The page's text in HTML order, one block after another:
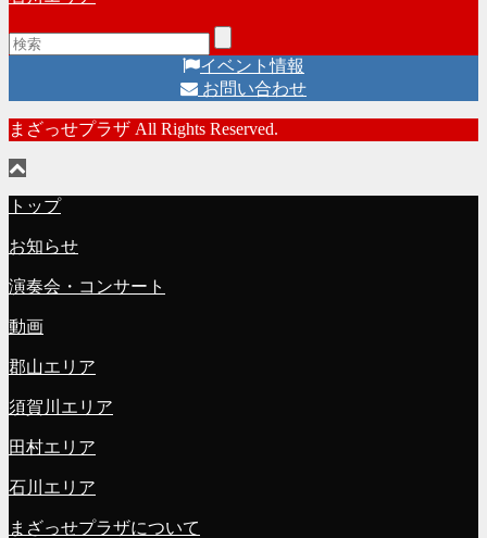
イベント情報
お問い合わせ
まざっせプラザ All Rights Reserved.
トップ
お知らせ
演奏会・コンサート
動画
郡山エリア
須賀川エリア
田村エリア
石川エリア
まざっせプラザについて